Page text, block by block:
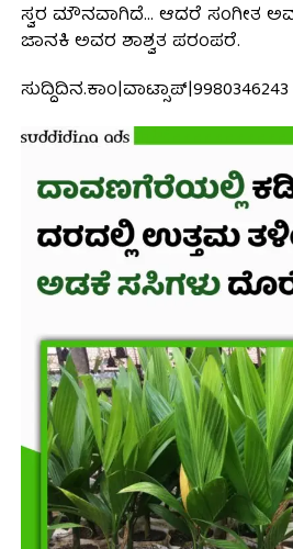
ಸ್ವರ ಮೌನವಾಗಿದೆ… ಆದರೆ ಸಂಗೀತ
ಜಾನಕಿ ಅವರ ಶಾಶ್ವತ ಪರಂಪರೆ.
ಸುದ್ದಿದಿನ.ಕಾಂ|ವಾಟ್ಸಾಪ್|9980346243